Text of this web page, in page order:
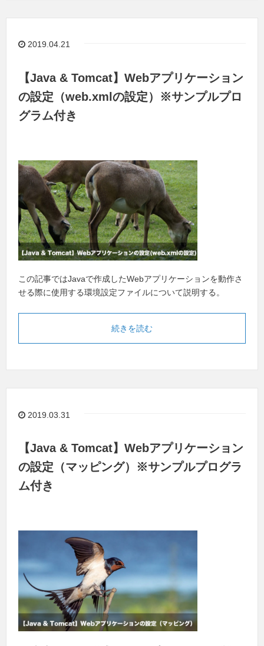
2019.04.21
【Java & Tomcat】Webアプリケーション
の設定（web.xmlの設定）※サンプルプロ
グラム付き
この記事ではJavaで作成したWebアプリケーションを動作さ
せる際に使用する環境設定ファイルについて説明する。
続きを読む
2019.03.31
【Java & Tomcat】Webアプリケーション
の設定（マッピング）※サンプルプログラ
ム付き